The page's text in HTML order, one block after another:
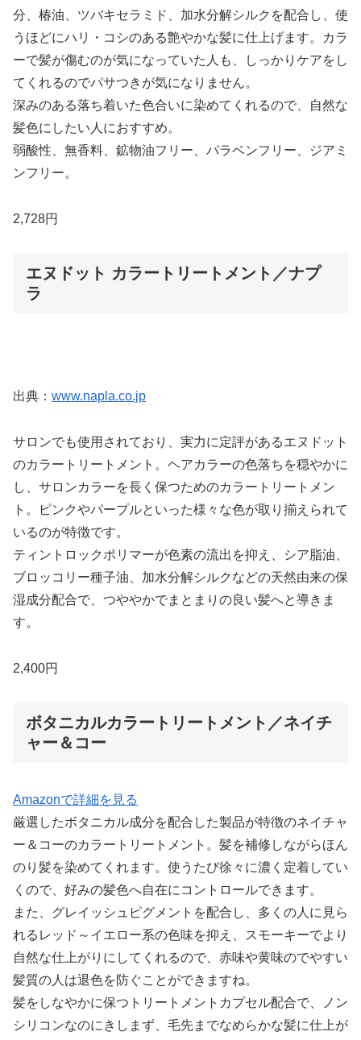
分、椿油、ツバキセラミド、加水分解シルクを配合し、使
うほどにハリ・コシのある艶やかな髪に仕上げます。カラ
ーで髪が傷むのが気になっていた人も、しっかりケアをし
てくれるのでパサつきが気になりません。
深みのある落ち着いた色合いに染めてくれるので、自然な
髪色にしたい人におすすめ。
弱酸性、無香料、鉱物油フリー、パラベンフリー、ジアミ
ンフリー。
2,728円
エヌドット カラートリートメント／ナプ
ラ
出典： www.napla.co.jp
サロンでも使用されており、実力に定評があるエヌドット
のカラートリートメント。ヘアカラーの色落ちを穏やかに
し、サロンカラーを長く保つためのカラートリートメン
ト。ピンクやパープルといった様々な色が取り揃えられて
いるのが特徴です。
ティントロックポリマーが色素の流出を抑え、シア脂油、
ブロッコリー種子油、加水分解シルクなどの天然由来の保
湿成分配合で、つややかでまとまりの良い髪へと導きま
す。
2,400円
ボタニカルカラートリートメント／ネイチ
ャー＆コー
Amazonで詳細を見る
厳選したボタニカル成分を配合した製品が特徴のネイチャ
ー＆コーのカラートリートメント。髪を補修しながらほん
のり髪を染めてくれます。使うたび徐々に濃く定着してい
くので、好みの髪色へ自在にコントロールできます。
また、グレイッシュピグメントを配合し、多くの人に見ら
れるレッド～イエロー系の色味を抑え、スモーキーでより
自然な仕上がりにしてくれるので、赤味や黄味のでやすい
髪質の人は退色を防ぐことができますね。
髪をしなやかに保つトリートメントカプセル配合で、ノン
シリコンなのにきしまず、毛先までなめらかな髪に仕上が